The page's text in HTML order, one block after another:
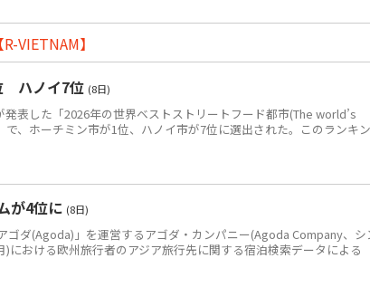
VIETNAM】
ハノイ7位 (8日)
表した「2026年の世界ベストストリートフード都市(The world’s
、ホーチミン市が1位、ハノイ市が7位に選出された。このランキン
が4位に (8日)
ダ(Agoda)」を運営するアゴダ・カンパニー(Agoda Company、シ
における欧州旅行者のアジア旅行先に関する宿泊検索データによる